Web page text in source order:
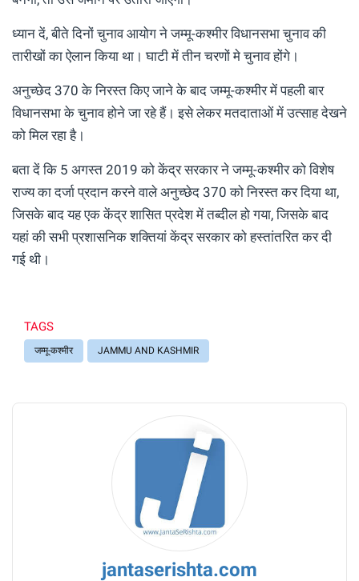
ध्यान दें, बीते दिनों चुनाव आयोग ने जम्मू-कश्मीर विधानसभा चुनाव की
तारीखों का ऐलान किया था। घाटी में तीन चरणों मे चुनाव होंगे।
अनुच्छेद 370 के निरस्त किए जाने के बाद जम्मू-कश्मीर में पहली बार
विधानसभा के चुनाव होने जा रहे हैं। इसे लेकर मतदाताओं में उत्साह देखने
को मिल रहा है।
बता दें कि 5 अगस्त 2019 को केंद्र सरकार ने जम्मू-कश्मीर को विशेष
राज्य का दर्जा प्रदान करने वाले अनुच्छेद 370 को निरस्त कर दिया था,
जिसके बाद यह एक केंद्र शासित प्रदेश में तब्दील हो गया, जिसके बाद
यहां की सभी प्रशासनिक शक्तियां केंद्र सरकार को हस्तांतरित कर दी
गई थी।
TAGS
जम्मू-कश्मीर JAMMU AND KASHMIR
jantaserishta.com